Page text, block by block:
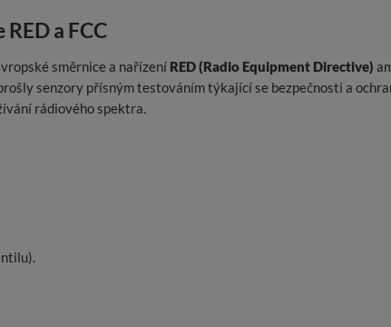
a FCC
směrnice a nařízení RED (Radio Equipment Directive)
senzory přísným testováním týkající se bezpečnosti a
rádiového spektra.